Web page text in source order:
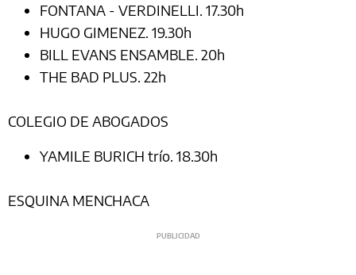
FONTANA - VERDINELLI. 17.30h
HUGO GIMENEZ. 19.30h
BILL EVANS ENSAMBLE. 20h
THE BAD PLUS. 22h
COLEGIO DE ABOGADOS
YAMILE BURICH trío. 18.30h
ESQUINA MENCHACA